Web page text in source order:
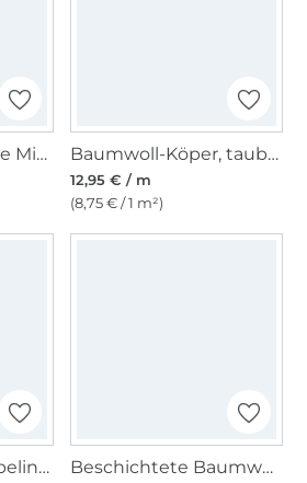
Baumwoll Popeline Mini Spots, hellblau Baumwoll-Köper, taubenblau
12,95 € / m
(8,75 € / 1 m²)
Baumwollstoff Popeline hellbraun Beschichtete Baumwolle Abstract Shapes, blau